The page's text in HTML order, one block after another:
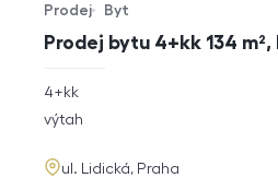
Prodej bytu 4+kk 134 m²,
Typ nabídky
Prodej
Typ nemovitosti
Byt
rozměry
dispozice
4+kk
funkce
výtah
adresa
ul. Lidická, Praha